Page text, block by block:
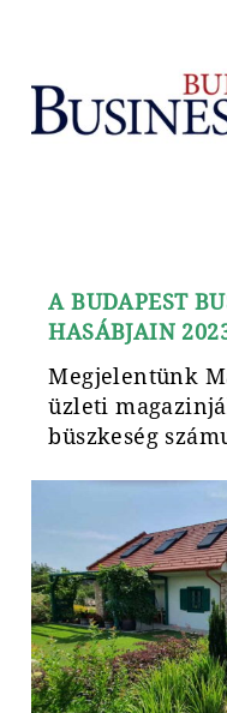
A BUDAPEST
HASÁBJAIN
Megjelentünk
üzleti
büszkeség